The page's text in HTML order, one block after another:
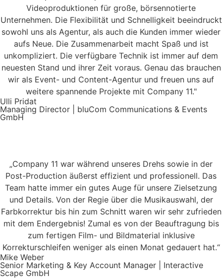
Videoproduktionen für große, börsennotierte
Unternehmen. Die Flexibilität und Schnelligkeit beeindruckt
sowohl uns als Agentur, als auch die Kunden immer wieder
aufs Neue. Die Zusammenarbeit macht Spaß und ist
unkompliziert. Die verfügbare Technik ist immer auf dem
neuesten Stand und ihrer Zeit voraus. Genau das brauchen
wir als Event- und Content-Agentur und freuen uns auf
weitere spannende Projekte mit Company 11."
Ulli Pridat
Managing Director | bluCom Communications & Events
GmbH
„Company 11 war während unseres Drehs sowie in der
Post-Production äußerst effizient und professionell. Das
Team hatte immer ein gutes Auge für unsere Zielsetzung
und Details. Von der Regie über die Musikauswahl, der
Farbkorrektur bis hin zum Schnitt waren wir sehr zufrieden
mit dem Endergebnis! Zumal es von der Beauftragung bis
zum fertigen Film- und Bildmaterial inklusive
Korrekturschleifen weniger als einen Monat gedauert hat.“
Mike Weber
Senior Marketing & Key Account Manager | Interactive
Scape GmbH